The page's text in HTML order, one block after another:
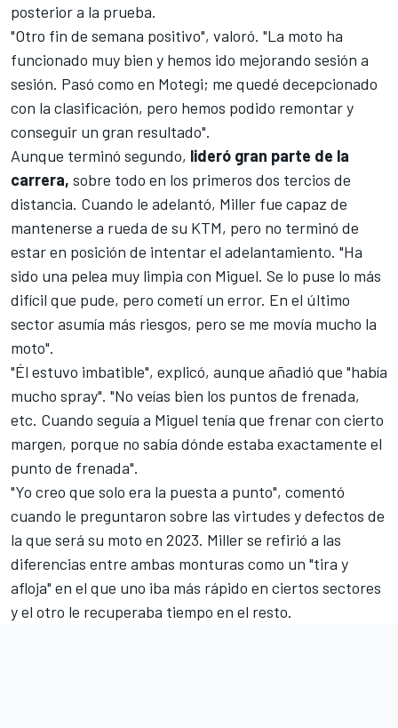
posterior a la prueba.
"Otro fin de semana positivo", valoró. "La moto ha
funcionado muy bien y hemos ido mejorando sesión a
sesión. Pasó como en Motegi; me quedé decepcionado
con la clasificación, pero hemos podido remontar y
conseguir un gran resultado".
Aunque terminó segundo, lideró gran parte de la
carrera, sobre todo en los primeros dos tercios de
distancia. Cuando le adelantó, Miller fue capaz de
mantenerse a rueda de su KTM, pero no terminó de
estar en posición de intentar el adelantamiento. "Ha
sido una pelea muy limpia con Miguel. Se lo puse lo más
difícil que pude, pero cometí un error. En el último
sector asumía más riesgos, pero se me movía mucho la
moto".
"Él estuvo imbatible", explicó, aunque añadió que "había
mucho spray". "No veías bien los puntos de frenada,
etc. Cuando seguía a Miguel tenía que frenar con cierto
margen, porque no sabía dónde estaba exactamente el
punto de frenada".
"Yo creo que solo era la puesta a punto", comentó
cuando le preguntaron sobre las virtudes y defectos de
la que será su moto en 2023. Miller se refirió a las
diferencias entre ambas monturas como un "tira y
afloja" en el que uno iba más rápido en ciertos sectores
y el otro le recuperaba tiempo en el resto.